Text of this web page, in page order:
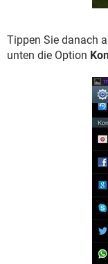
Tippen Sie danach
unten die Option